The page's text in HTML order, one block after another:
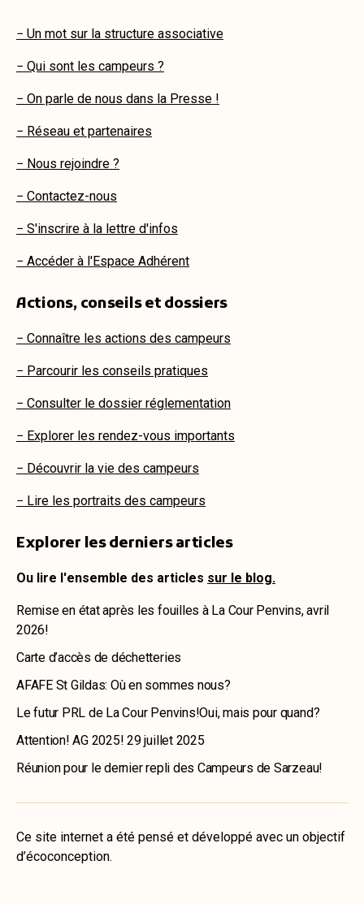
− Un mot sur la structure associative
− Qui sont les campeurs ?
− On parle de nous dans la Presse !
− Réseau et partenaires
− Nous rejoindre ?
− Contactez-nous
− S'inscrire à la lettre d'infos
− Accéder à l'Espace Adhérent
Actions, conseils et dossiers
− Connaître les actions des campeurs
− Parcourir les conseils pratiques
− Consulter le dossier réglementation
− Explorer les rendez-vous importants
− Découvrir la vie des campeurs
− Lire les portraits des campeurs
Explorer les derniers articles
Ou lire l'ensemble des articles sur le blog.
Remise en état après les fouilles à La Cour Penvins, avril
2026!
Carte d’accès de déchetteries
AFAFE St Gildas: Où en sommes nous?
Le futur PRL de La Cour Penvins!Oui, mais pour quand?
Attention! AG 2025! 29 juillet 2025
Réunion pour le dernier repli des Campeurs de Sarzeau!
Ce site internet a été pensé et développé avec un objectif
d’écoconception.